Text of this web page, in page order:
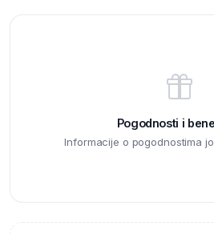
Pogodnosti i
Informacije o pogodnostima